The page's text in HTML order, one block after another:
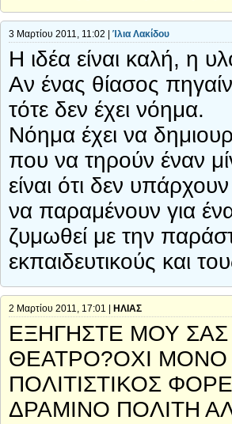
3 Μαρτίου 2011, 11:02 | Ίλια Λακίδου
H ιδέα είναι καλή, η
Αν ένας θίασος
τότε δεν έχει νόημα.
Νόημα έχει να
που να τηρούν έναν
είναι ότι δεν
να παραμένουν για
ζυμωθεί με την
εκπαιδευτικούς και
2 Μαρτίου 2011, 17:01 | ΗΛΙΑΣ
ΕΞΗΓΗΣΤΕ ΜΟΥ
ΘΕΑΤΡΟ?ΟΧΙ ΜΟΝΟ
ΠΟΛΙΤΙΣΤΙΚΟΣ
ΔΡΑΜΙΝΟ ΠΟΛΙΤΗ